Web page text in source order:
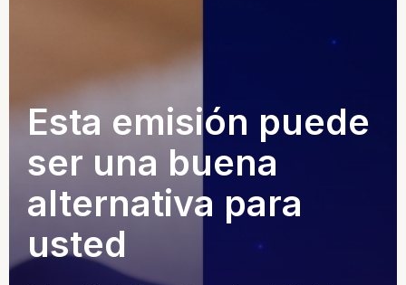
Esta emisión puede
ser una buena
alternativa para
usted